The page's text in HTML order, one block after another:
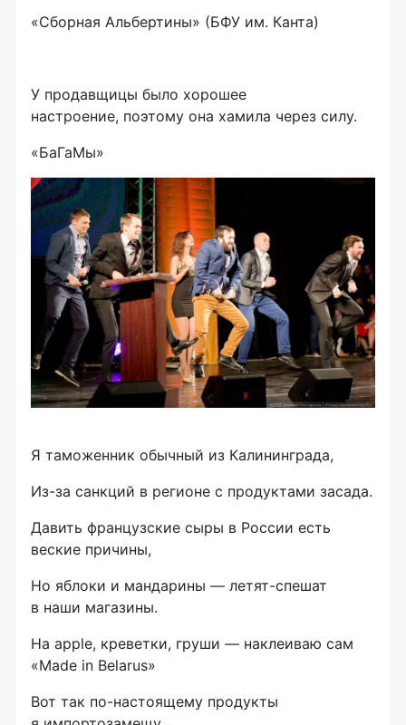
«Сборная Альбертины» (БФУ им. Канта)
У продавщицы было хорошее
настроение, поэтому она хамила через силу.
«БаГаМы»
Я таможенник обычный из Калининграда,
Из-за санкций в регионе с продуктами засада.
Давить французские сыры в России есть
веские причины,
Но яблоки и мандарины — летят-спешат
в наши магазины.
На apple, креветки, груши — наклеиваю сам
«Made in Belarus»
Вот так по-настоящему продукты